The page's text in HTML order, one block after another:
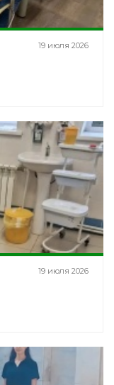
19 июля 2026
19 июля 2026